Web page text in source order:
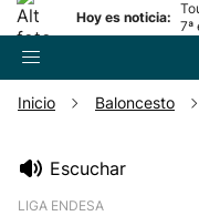
Hoy es noticia:
7ª
Inicio Baloncesto
Escuchar
LIGA ENDESA